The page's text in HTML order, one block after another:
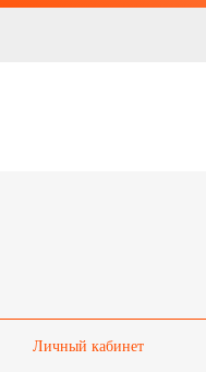
Личный кабинет